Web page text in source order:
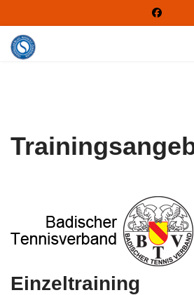
Einzeltraining